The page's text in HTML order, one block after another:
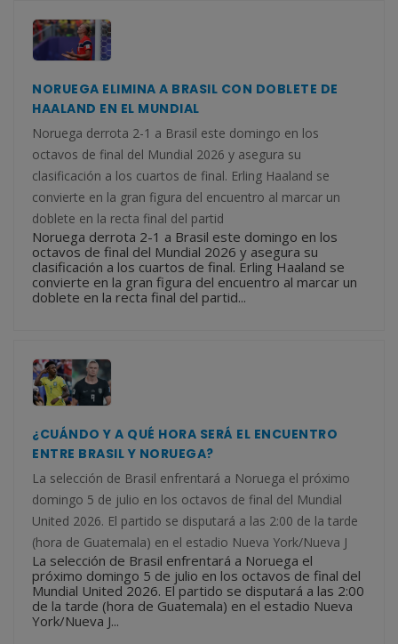
NORUEGA ELIMINA A BRASIL CON DOBLETE DE
HAALAND EN EL MUNDIAL
Noruega derrota 2-1 a Brasil este domingo en los
octavos de final del Mundial 2026 y asegura su
clasificación a los cuartos de final. Erling Haaland se
convierte en la gran figura del encuentro al marcar un
doblete en la recta final del partid
Noruega derrota 2-1 a Brasil este domingo en los
octavos de final del Mundial 2026 y asegura su
clasificación a los cuartos de final. Erling Haaland se
convierte en la gran figura del encuentro al marcar un
doblete en la recta final del partid...
¿CUÁNDO Y A QUÉ HORA SERÁ EL ENCUENTRO
ENTRE BRASIL Y NORUEGA?
La selección de Brasil enfrentará a Noruega el próximo
domingo 5 de julio en los octavos de final del Mundial
United 2026. El partido se disputará a las 2:00 de la tarde
(hora de Guatemala) en el estadio Nueva York/Nueva J
La selección de Brasil enfrentará a Noruega el
próximo domingo 5 de julio en los octavos de final del
Mundial United 2026. El partido se disputará a las 2:00
de la tarde (hora de Guatemala) en el estadio Nueva
York/Nueva J...